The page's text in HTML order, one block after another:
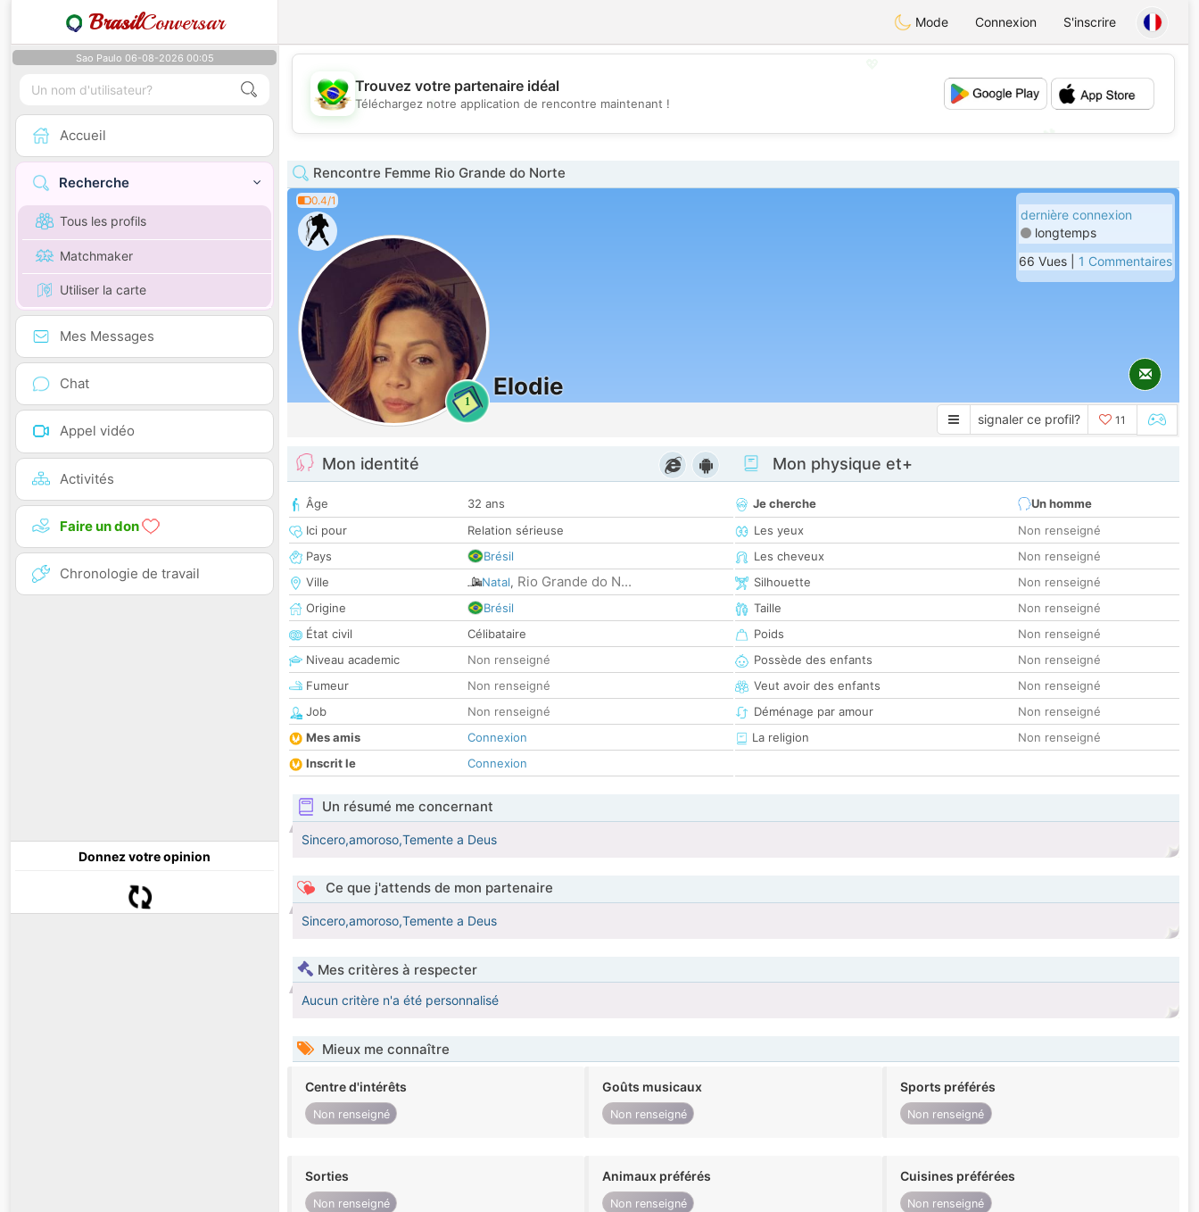
BrasilConversar Mode Connexion S'inscrire
Sao Paulo 06-08-2026 00:05
Accueil
Recherche
Tous les profils
Matchmaker
Utiliser la carte
Mes Messages
Chat
Appel vidéo
Activités
Faire un don
Chronologie de travail
Donnez votre opinion
💖
💕
Trouvez votre partenaire idéal
Téléchargez notre application de rencontre maintenant !
Rencontre Femme Rio Grande do Norte
0.4/1
1
Elodie
dernière connexion
longtemps
66 Vues | 1 Commentaires
signaler ce profil? 11
Mon identité
Âge
32 ans
Ici pour
Relation sérieuse
Pays
Brésil
Ville
Natal, Rio Grande do N...
Origine
Brésil
État civil
Célibataire
Niveau academic
Non renseigné
Fumeur
Non renseigné
Job
Non renseigné
Mes amis
Connexion
Inscrit le
Connexion
Mon physique et+
Je cherche
Un homme
Les yeux
Non renseigné
Les cheveux
Non renseigné
Silhouette
Non renseigné
Taille
Non renseigné
Poids
Non renseigné
Possède des enfants
Non renseigné
Veut avoir des enfants
Non renseigné
Déménage par amour
Non renseigné
La religion
Non renseigné
Un résumé me concernant
Sincero,amoroso,Temente a Deus
Ce que j'attends de mon partenaire
Sincero,amoroso,Temente a Deus
Mes critères à respecter
Aucun critère n'a été personnalisé
Mieux me connaître
Centre d'intérêts
Non renseigné
Goûts musicaux
Non renseigné
Sports préférés
Non renseigné
Sorties
Non renseigné
Animaux préférés
Non renseigné
Cuisines préférées
Non renseigné